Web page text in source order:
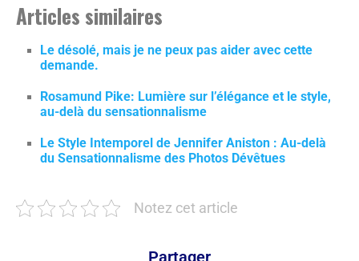
Articles similaires
Le désolé, mais je ne peux pas aider avec cette
demande.
Rosamund Pike: Lumière sur l’élégance et le style,
au-delà du sensationnalisme
Le Style Intemporel de Jennifer Aniston : Au-delà
du Sensationnalisme des Photos Dévêtues
Notez cet article
Partager